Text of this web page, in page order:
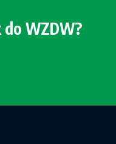
do WZDW?